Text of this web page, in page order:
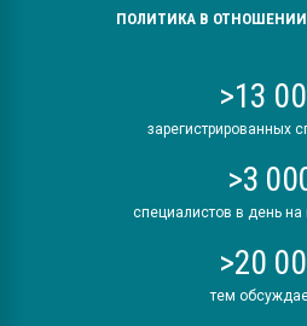
ПОЛИТИКА В ОТНОШЕНИИ
>13
зарегистрированных
>3
специалистов в день
>20
тем